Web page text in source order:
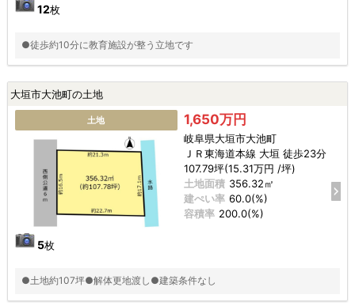
12枚
●徒歩約10分に教育施設が整う立地です
大垣市大池町の土地
土地
5枚
1,650万円
岐阜県大垣市大池町
ＪＲ東海道本線 大垣 徒歩23分
107.79坪(15.31万円 /坪)
土地面積 356.32㎡
建ぺい率 60.0(%)
容積率 200.0(%)
●土地約107坪●解体更地渡し●建築条件なし